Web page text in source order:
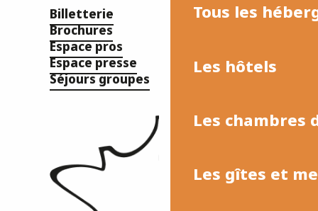
Tous les
Les hôtels
Les chambres
Les gîtes et
Billetterie
Brochures
Espace pros
Espace presse
Séjours groupes